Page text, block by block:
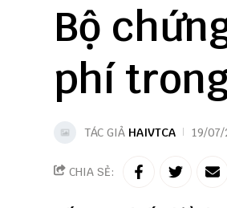
Bộ
phí
TÁC GIẢ HAIVTCA 19/
CHIA SẺ: